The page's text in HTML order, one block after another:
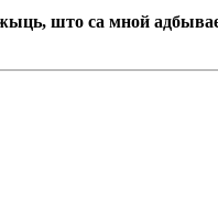
што са мной